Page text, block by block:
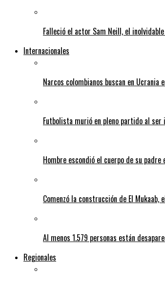
Falleció el actor Sam Neill, el
Internacionales
Narcos colombianos buscan en
Futbolista murió en pleno partido al
Hombre escondió el cuerpo de su
Comenzó la construcción de El
Al menos 1.579 personas están
Regionales